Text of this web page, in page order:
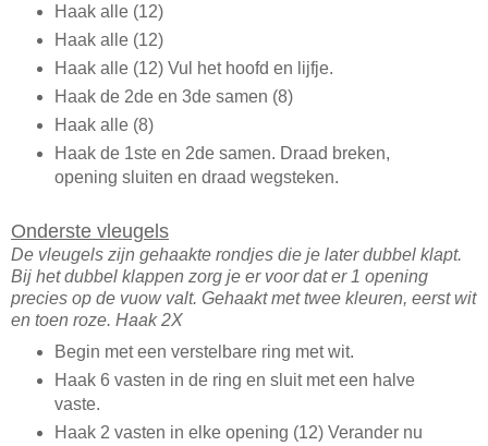
Haak alle (12)
Haak alle (12)
Haak alle (12) Vul het hoofd en lijfje.
Haak de 2de en 3de samen (8)
Haak alle (8)
Haak de 1ste en 2de samen. Draad breken,
opening sluiten en draad wegsteken.
Onderste vleugels
De vleugels zijn gehaakte rondjes die je later dubbel klapt.
Bij het dubbel klappen zorg je er voor dat er 1 opening
precies op de vuow valt. Gehaakt met twee kleuren, eerst wit
en toen roze. Haak 2X
Begin met een verstelbare ring met wit.
Haak 6 vasten in de ring en sluit met een halve
vaste.
Haak 2 vasten in elke opening (12) Verander nu